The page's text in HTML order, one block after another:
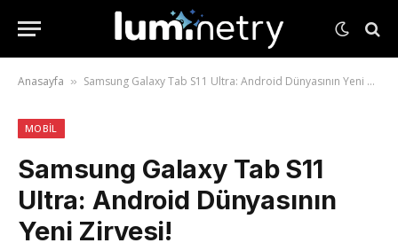
Anasayfa » Samsung Galaxy Tab S11 Ultra: Android Dünyasının Yeni Zirvesi!
MOBIL
Samsung Galaxy Tab S11
Ultra: Android Dünyasının
Yeni Zirvesi!